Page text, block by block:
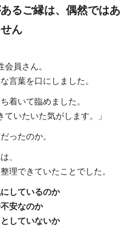
るご縁は、偶然ではあ
ん
会員さん。
言葉を口にしました。
着いて臨めました。
いたいた気がします。」
ったのか。
、
理できていたことでした。
しているのか
不安なのか
していないか